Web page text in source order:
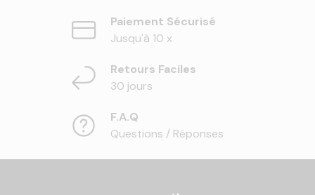
Paiement Sécurisé
Jusqu'à 10 x
Retours Faciles
30 jours
F.A.Q
Questions / Réponses